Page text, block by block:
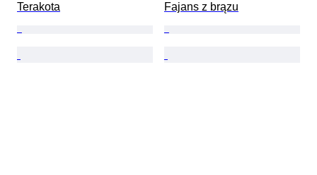
Terakota
Fajans z brązu